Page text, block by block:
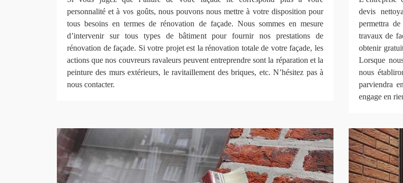
personnalité et à vos goûts, nous pouvons nous mettre à votre disposition pour
tous besoins en termes de rénovation de façade. Nous sommes en mesure
d’intervenir sur tous types de bâtiment pour fournir nos prestations de
rénovation de façade. Si votre projet est la rénovation totale de votre façade, les
actions que nos couvreurs ravaleurs peuvent entreprendre sont la réparation et la
peinture des murs extérieurs, le ravitaillement des briques, etc. N’hésitez pas à
nous contacter.
devis
permettra
travaux de
obtenir
Lorsque
nous
parviendra
engage en